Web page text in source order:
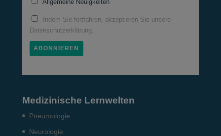
Allgemeine Neuigkeiten
Indem Sie fortfahren, akzeptieren Sie unsere
Datenschutzerklärung.
Medizinische Lernwelten
Pneumo­logie
Neurologie